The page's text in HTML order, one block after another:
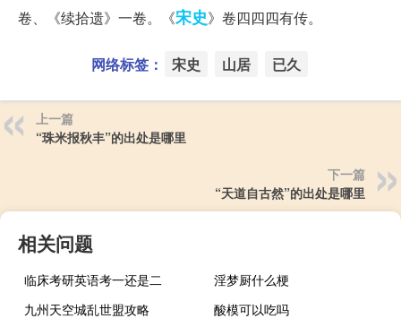
卷、《续拾遗》一卷。《宋史》卷四四四有传。
网络标签： 宋史 山居 已久
上一篇
“珠米报秋丰”的出处是哪里
下一篇
“天道自古然”的出处是哪里
相关问题
临床考研英语考一还是二
淫梦厨什么梗
九州天空城乱世盟攻略
酸模可以吃吗